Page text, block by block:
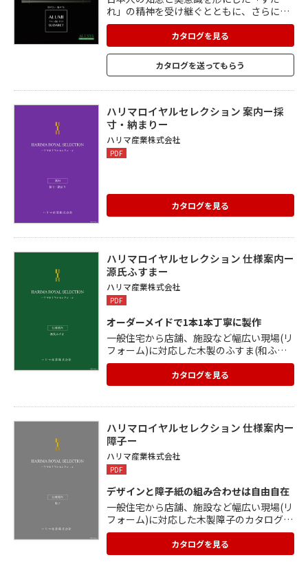
れ」の精神を受け継ぐとともに、さらに進
化させた「アルミdeすだれ」。 スタイルを
選ばないシンプルなデザインは、長期に渡
って美しい外観を演出します。 アルミ製な
ので、従来のすだれと比べて格段に耐久性
がアップ。 目隠しでプライバシーを守りな
ンスや面格子など、幅広い用途で使えま
す。
カタログを見る
カタログを送ってもらう
ハリマロイヤルセレクション 案内ー採
寸・納まりー
ハリマ産業株式会社
PDF
カタログを見る
ハリマロイヤルセレクション 仕様案内ー
源氏ふすまー
ハリマ産業株式会社
PDF
オーダーメイドで1本1本丁寧に製作
一般住宅から店舗、施設など幅広い現場(リ
フォーム)に対応した木製のふすま(和ふす
ま)のカタログです。 採寸や工事も一式対応
で、ご希望のデザインや現場の状況に応じ
て、オーダーメイドで製作します。 「浮か
を用いて製作。 曲がり加工、太鼓張りや張
り分け、戸車加工なども可能。 ふすま紙、
引手、縁は見本の中から自由に選べます。
枠はそのままで、ふすまから引き戸への交
換も急増中。
カタログを見る
ハリマロイヤルセレクション 仕様案内ー
障子ー
ハリマ産業株式会社
PDF
デザインと障子紙の組み合わせは自由自在
一般住宅から店舗、施設など幅広い現場(リ
フォーム)に対応した木製障子のカタログで
す。 代表的なスタイルのデザイン9種をご
紹介。 障子紙は、スイコ―、タフトップ、
ハイテックエース、ワーロンシートなど、
カタログを見る